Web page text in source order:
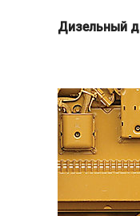
Дизельный